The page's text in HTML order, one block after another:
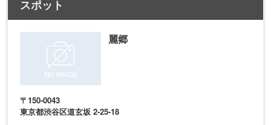
スポット
麗郷
〒150-0043
東京都渋谷区道玄坂 2-25-18